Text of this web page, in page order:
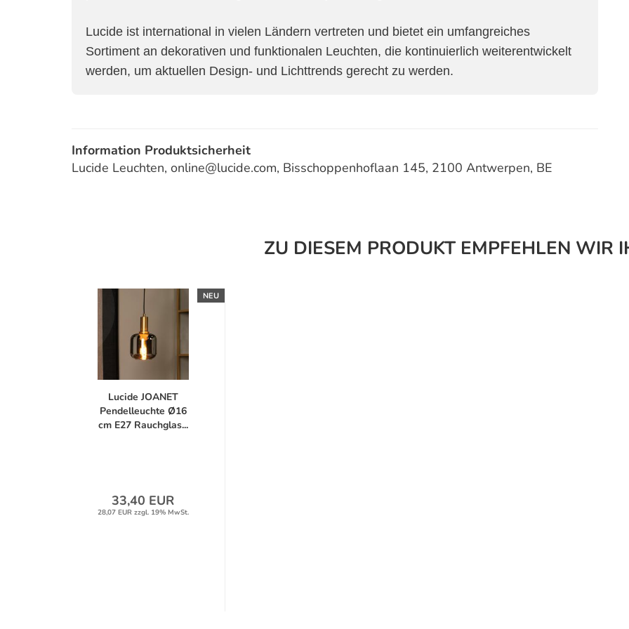
Lucide ist international in vielen Ländern vertreten und bietet ein umfangreiches
Sortiment an dekorativen und funktionalen Leuchten, die kontinuierlich weiterentwickelt
werden, um aktuellen Design- und Lichttrends gerecht zu werden.
Information Produktsicherheit
Lucide Leuchten, online@lucide.com, Bisschoppenhoflaan 145, 2100 Antwerpen, BE
ZU DIESEM PRODUKT EMPFEHLEN WIR
NEU
Lucide JOANET
Pendelleuchte Ø16
cm E27 Rauchglas...
33,40 EUR
28,07 EUR zzgl. 19% MwSt.